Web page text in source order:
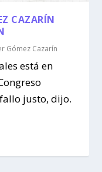
CAZARÍN
Gómez Cazarín
está en
justo, dijo.